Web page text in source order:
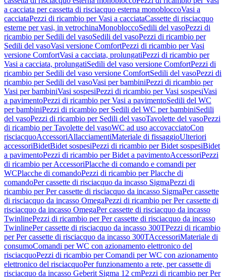
a cacciata per cassetta di risciacquo esterna monobloccoVasi a
cacciataPezzi di ricambio per Vasi a cacciataCassette di risciacquo
esterne per vasi, in vetrochinaMonobloccoSedili del vasoPezzi di
ricambio per Sedili del vasoSedili del vasoPezzi di ricambio per
Sedili del vasoVasi versione ComfortPezzi di ricambio per Vasi
versione ComfortVasi a cacciata, prolungatiPezzi di ricambio per
Vasi a cacciata, prolungatiSedili del vaso versione ComfortPezzi di
ricambio per Sedili del vaso versione ComfortSedili del vasoPezzi di
ricambio per Sedili del vasoVasi per bambiniPezzi di ricambio per
Vasi per bambiniVasi sospesiPezzi di ricambio per Vasi sospesiVasi
a pavimentoPezzi di ricambio per Vasi a pavimentoSedili del WC
per bambiniPezzi di ricambio per Sedili del WC per bambiniSedili
del vasoPezzi di ricambio per Sedili del vasoTavolette del vasoPezzi
di ricambio per Tavolette del vasoWC ad uso accovacciatoCon
risciacquoAccessoriAllacciamentiMateriale di fissaggioUlteriori
accessoriBidetBidet sospesiPezzi di ricambio per Bidet sospesiBidet
a pavimentoPezzi di ricambio per Bidet a pavimentoAccessoriPezzi
di ricambio per AccessoriPlacche di comando e comandi per
WCPlacche di comandoPezzi di ricambio per Placche di
comandoPer cassette di risciacquo da incasso SigmaPezzi di
ricambio per Per cassette di risciacquo da incasso SigmaPer cassette
di risciacquo da incasso OmegaPezzi di ricambio per Per cassette di
risciacquo da incasso OmegaPer cassette di risciacquo da incasso
TwinlinePezzi di ricambio per Per cassette di risciacquo da incasso
TwinlinePer cassette di risciacquo da incasso 300TPezzi di ricambio
per Per cassette di risciacquo da incasso 300TAccessoriMateriale di
consumoComandi per WC con azionamento elettronico del
risciacquoPezzi di ricambio per Comandi per WC con azionamento
elettronico del risciacquoPer funzionamento a rete, per cassette di
risciacquo da incasso Geberit Sigma 12 cmPezzi di ricambio per Per